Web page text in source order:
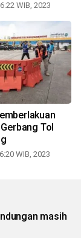
WIB, 2023
Tol
WIB, 2023
masih